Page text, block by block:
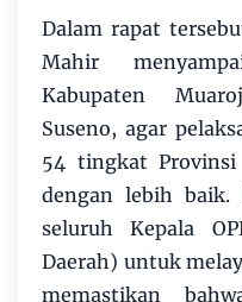
Dalam rapat
Mahir
Kabupaten
Suseno, agar
54 tingkat
dengan lebih baik.
seluruh Kepala
Daerah) untuk
memastikan